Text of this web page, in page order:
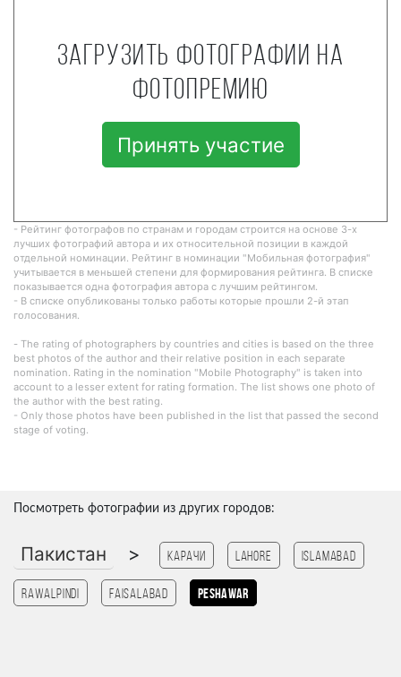
Загрузить фотографии на
фотопремию
Принять участие
- Рейтинг фотографов по странам и городам строится на основе 3-х
лучших фотографий автора и их относительной позиции в каждой
отдельной номинации. Рейтинг в номинации "Мобильная фотография"
учитывается в меньшей степени для формирования рейтинга. В списке
показывается одна фотография автора с лучшим рейтингом.
- В списке опубликованы только работы которые прошли 2-й этап
голосования.
- The rating of photographers by countries and cities is based on the three
best photos of the author and their relative position in each separate
nomination. Rating in the nomination "Mobile Photography" is taken into
account to a lesser extent for rating formation. The list shows one photo of
the author with the best rating.
- Only those photos have been published in the list that passed the second
stage of voting.
Посмотреть фотографии из других городов:
Пакистан > Карачи lahore Islamabad
Rawalpindi Faisalabad peshawar